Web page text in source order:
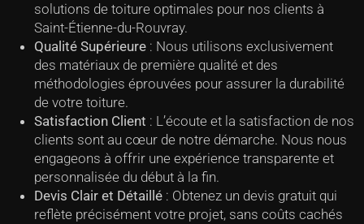
solutions de toiture optimales pour nos clients à
Saint-Étienne-du-Rouvray.
Qualité Supérieure : Nous utilisons exclusivement
des matériaux de première qualité et des
méthodologies éprouvées pour assurer la durabilité
de votre toiture.
Satisfaction Client : L’écoute et la satisfaction de nos
clients sont au cœur de notre démarche. Nous nous
engageons à offrir une expérience transparente et
personnalisée du début à la fin.
Devis Clair et Détaillé : Obtenez un devis gratuit qui
reflète précisément votre projet, sans coûts cachés